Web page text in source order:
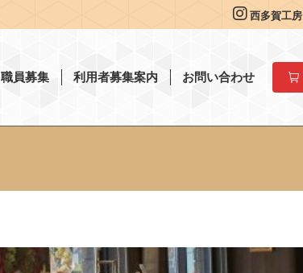
西多賀工房
職員募集 利用者募集案内 お問い合わせ